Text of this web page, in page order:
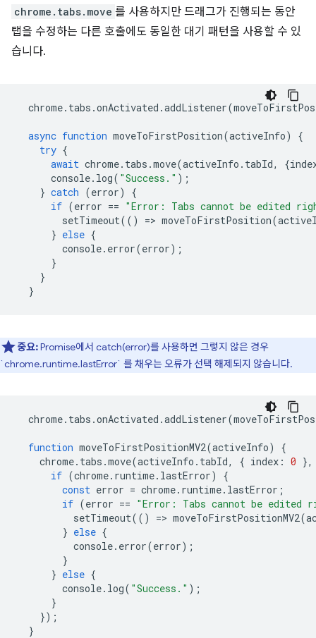
chrome.tabs.move 를 사용하지만 드래그가 진행되는 동안
탭을 수정하는 다른 호출에도 동일한 대기 패턴을 사용할 수 있
습니다.
chrome. tabs .onActivated .addListener(
async function moveToFirstPosition(activeInfo)
{
try {
await chrome. tabs .move(activeInfo . tabId, {
console. log( "Success." );
} catch (error)
{
if (error == "Error: Tabs cannot be edited
setTimeout(() => moveToFirstPosition(
} else {
console. error(error);
}
}
}
중요:Promise에서 catch(error)를 사용하면 그렇지 않은 경우
`chrome.runtime.lastError` 를 채우는 오류가 선택 해제되지 않습니다.
chrome. tabs .onActivated .addListener(
function moveToFirstPositionMV2(activeInfo)
{
chrome. tabs .move(activeInfo . tabId, { index : 0 },
if (chrome. runtime. lastError)
{
const error = chrome. runtime. lastError ;
if (error == "Error: Tabs cannot be edited
setTimeout(() => moveToFirstPositionMV2(
} else {
console. error(error);
}
} else {
console. log( "Success." );
}
});
}